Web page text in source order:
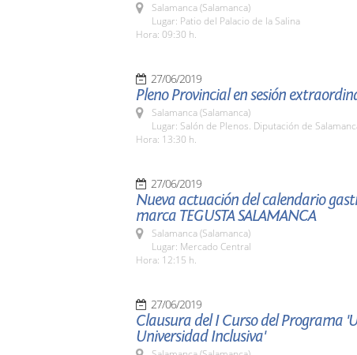
Salamanca (Salamanca)
Lugar: Patio del Palacio de la Salina
Hora: 09:30 h.
27/06/2019
Pleno Provincial en sesión
Salamanca (Salamanca)
Lugar: Salón de Plenos. Diputación de
Hora: 13:30 h.
27/06/2019
Nueva actuación del calendario
marca TEGUSTA SALAMANCA
Salamanca (Salamanca)
Lugar: Mercado Central
Hora: 12:15 h.
27/06/2019
Clausura del I Curso del Programa
Universidad Inclusiva'